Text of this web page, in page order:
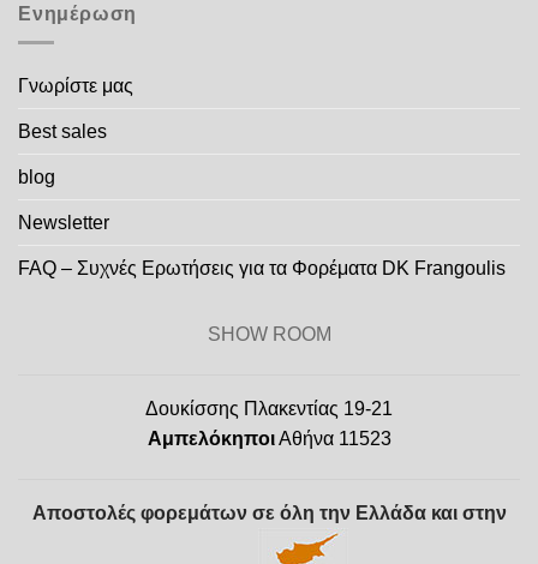
Ενημέρωση
Γνωρίστε μας
Best sales
blog
Newsletter
FAQ – Συχνές Ερωτήσεις για τα Φορέματα DK Frangoulis
SHOW ROOM
Δουκίσσης Πλακεντίας 19-21
ΑμπελόκηποιΑθήνα 11523
Αποστολές φορεμάτων σε όλη την Ελλάδα και στην